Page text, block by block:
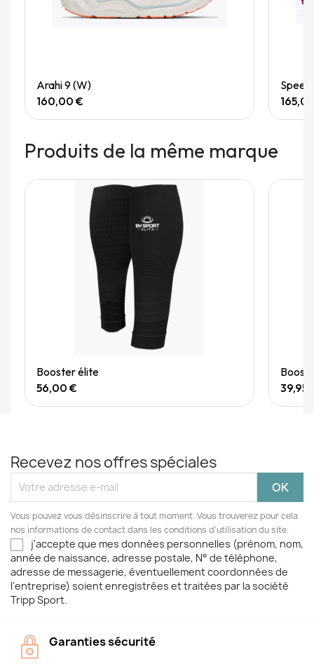
Arahi 9 (W)
160,00 €
Produits de la même marque
Booster élite
56,00 €
39,95
Recevez nos offres spéciales
Vous pouvez vous désinscrire à tout moment. Vous trouverez pour cela
nos informations de contact dans les conditions d'utilisation du site.
j'accepte que mes données personnelles (prénom, nom,
année de naissance, adresse postale, N° de téléphone,
adresse de messagerie, éventuellement coordonnées de
l'entreprise) soient enregistrées et traitées par la société
Tripp Sport.
Garanties sécurité